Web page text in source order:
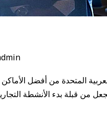
المتحدة من أفضل الأماكن
من قبلة بدء الأنشطة